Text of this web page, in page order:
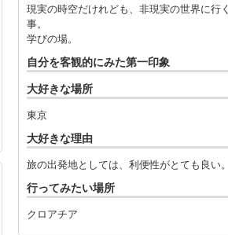
現実の時空だけれども、非現実の世界に行く
事。
学びの場。
自分を客観的にみた第一印象
大好きな場所
東京
大好きな理由
旅の出発地としては、利便性がとても良い。
行ってみたい場所
クロアチア